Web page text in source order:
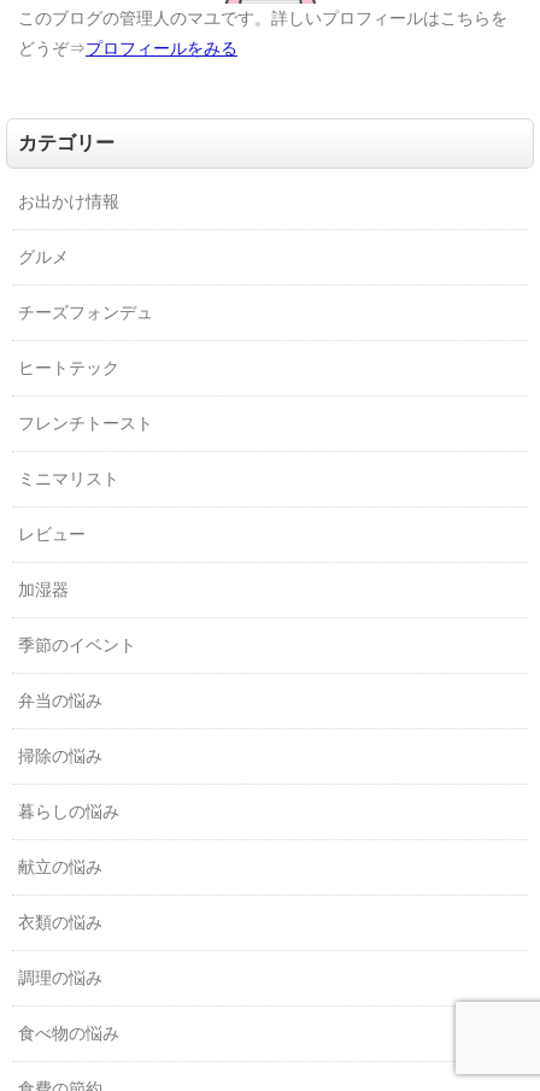
このブログの管理人のマユです。詳しいプロフィールはこちらを
どうぞ⇒プロフィールをみる
カテゴリー
お出かけ情報
グルメ
チーズフォンデュ
ヒートテック
フレンチトースト
ミニマリスト
レビュー
加湿器
季節のイベント
弁当の悩み
掃除の悩み
暮らしの悩み
献立の悩み
衣類の悩み
調理の悩み
食べ物の悩み